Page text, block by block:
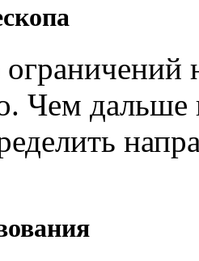
Чем дальше